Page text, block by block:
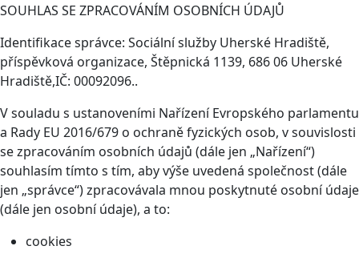
SOUHLAS SE ZPRACOVÁNÍM OSOBNÍCH ÚDAJŮ
Identifikace správce: Sociální služby Uherské Hradiště,
příspěvková organizace, Štěpnická 1139, 686 06 Uherské
Hradiště,IČ: 00092096..
V souladu s ustanoveními Nařízení Evropského parlamentu
a Rady EU 2016/679 o ochraně fyzických osob, v souvislosti
se zpracováním osobních údajů (dále jen „Nařízení“)
souhlasím tímto s tím, aby výše uvedená společnost (dále
jen „správce“) zpracovávala mnou poskytnuté osobní údaje
(dále jen osobní údaje), a to:
cookies